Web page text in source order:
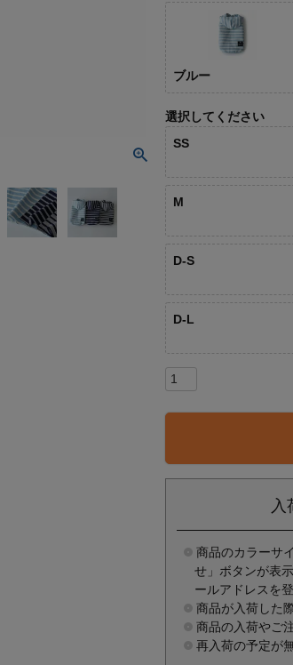
ブルー
選択してください
SS
M
D-S
D-L
入
商品のカラーサ
せ」ボタンが表
ールアドレスを
商品が入荷した
商品の入荷やご
再入荷の予定が